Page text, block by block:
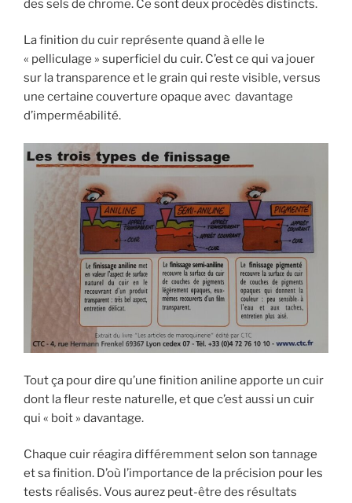
des sels de chrome. Ce sont deux procédés distincts.
La finition du cuir représente quand à elle le
« pelliculage » superficiel du cuir. C’est ce qui va jouer
sur la transparence et le grain qui reste visible, versus
une certaine couverture opaque avec davantage
d’imperméabilité.
Tout ça pour dire qu’une finition aniline apporte un cuir
dont la fleur reste naturelle, et que c’est aussi un cuir
qui « boit » davantage.
Chaque cuir réagira différemment selon son tannage
et sa finition. D’où l’importance de la précision pour les
tests réalisés. Vous aurez peut-être des résultats